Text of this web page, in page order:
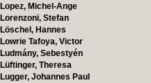
Lopez, Michel-Ange
Lorenzoni, Stefan
Löschel, Hannes
Lowrie Tafoya, Victor
Ludmány, Sebestyén
Lüftinger, Theresa
Lugger, Johannes Paul